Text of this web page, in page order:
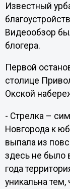
Известный
Видеообзор
блогера.
Первой
столице
Окской
- Стрелка –
Новгорода к
выпала из
здесь не было
года
уникальна тем,